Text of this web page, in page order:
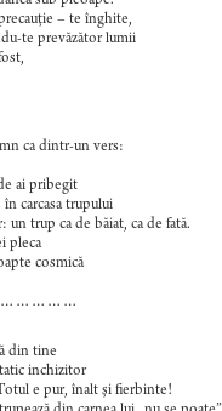
– te înghite,
te prevăzător lumii
ca dintr-un vers:
ai pribegit
carcasa trupului
un trup ca de băiat, ca de fată.
pleca
cosmică
din tine
inchizitor
e pur, înalt şi fierbinte!